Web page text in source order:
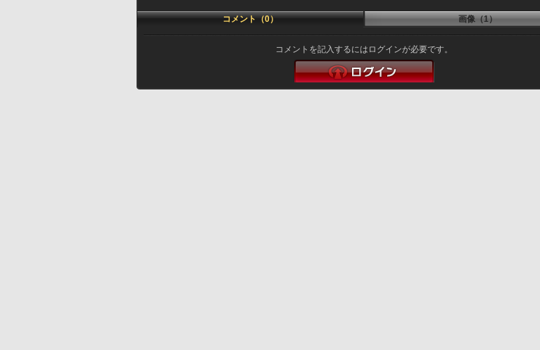
コメント（0） 画像（1）
コメントを記入するにはログインが必要です。